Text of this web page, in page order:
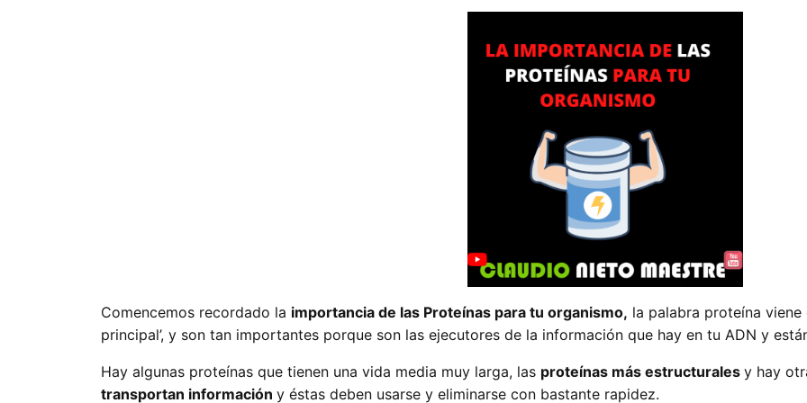
Comencemos recordado la importancia de las Proteínas para tu organismo, la palabra proteína
principal’, y son tan importantes porque son las ejecutores de la información que hay en tu ADN y
Hay algunas proteínas que tienen una vida media muy larga, las proteínas más estructurales y hay
transportan información y éstas deben usarse y eliminarse con bastante rapidez.